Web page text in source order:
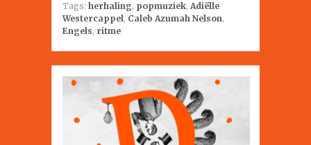
Tags: herhaling, popmuziek, Adiëlle
Westercappel, Caleb Azumah Nelson,
Engels, ritme